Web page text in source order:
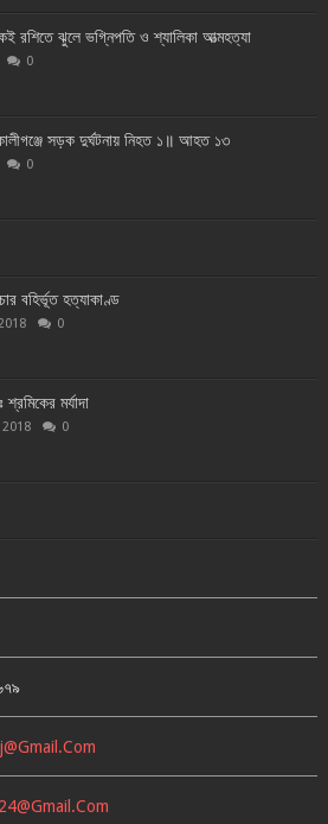
রশিতে ঝুলে ভগ্নিপতি ও শ্যালিকা আত্মহত্যা
0
সড়ক দুর্ঘটনায় নিহত ১॥ আহত ১৩
0
বহির্ভূত হত্যাকাণ্ড
0
মর্যাদা
0